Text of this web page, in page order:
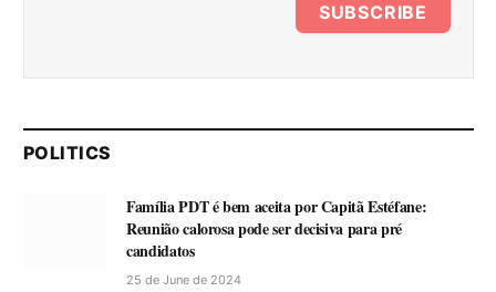
SUBSCRIBE
POLITICS
Família PDT é bem aceita por Capitã Estéfane:
Reunião calorosa pode ser decisiva para pré
candidatos
25 de June de 2024